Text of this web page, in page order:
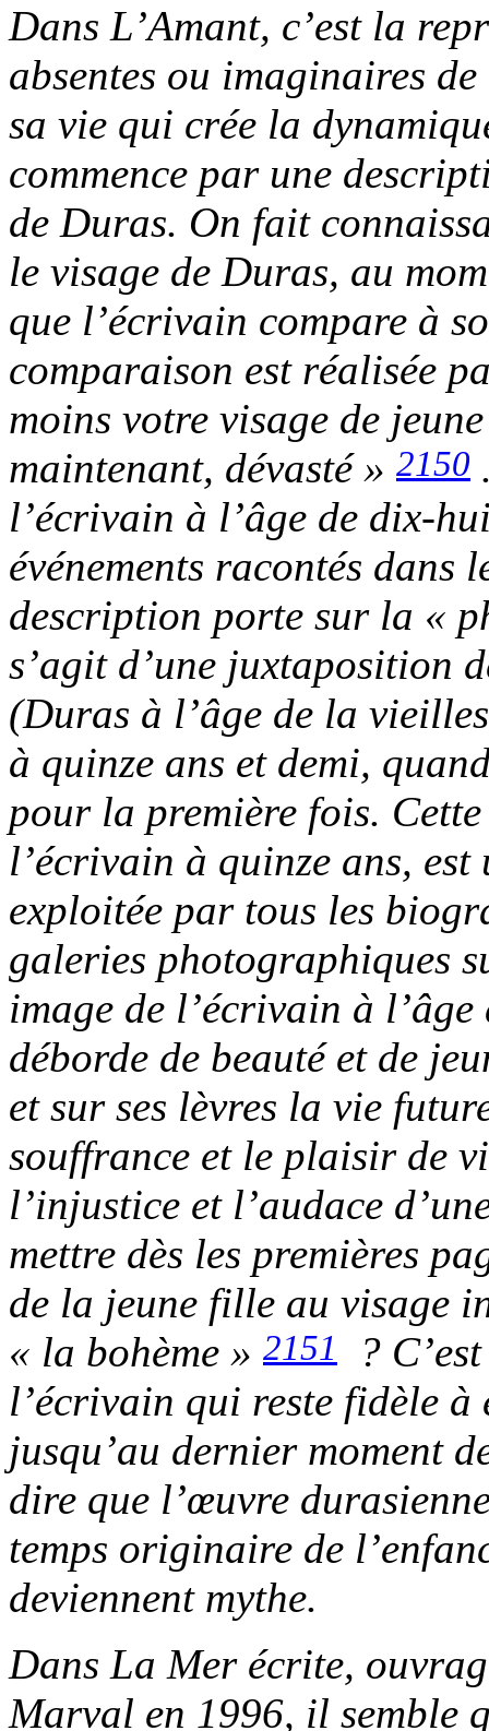
Dans L’Amant, c’est la
absentes ou imaginaires
sa vie qui crée la
commence par une
de Duras. On fait
le visage de Duras, au
que l’écrivain compare à
comparaison est réalisée
moins votre visage de
maintenant, dévasté » 2150
l’écrivain à l’âge de dix-
événements racontés
description porte sur la «
s’agit d’une juxtaposition
(Duras à l’âge de la
à quinze ans et demi,
pour la première fois.
l’écrivain à quinze ans,
exploitée par tous les
galeries photographiques
image de l’écrivain à
déborde de beauté et de
et sur ses lèvres la vie
souffrance et le plaisir de
l’injustice et l’audace
mettre dès les premières
de la jeune fille au visage
« la bohème » 2151
?
l’écrivain qui reste fidèle à
jusqu’au dernier moment
dire que l’œuvre
temps originaire de
deviennent mythe.
Dans La Mer écrite,
Marval en 1996, il semble